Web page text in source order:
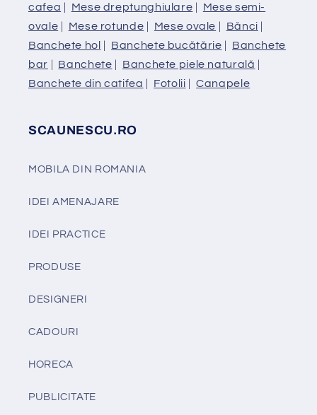
cafea | Mese dreptunghiulare | Mese semi-
ovale | Mese rotunde | Mese ovale | Bănci |
Banchete hol | Banchete bucătărie | Banchete
bar | Banchete | Banchete piele naturală |
Banchete din catifea | Fotolii |Canapele
SCAUNESCU.RO
MOBILA DIN ROMANIA
IDEI AMENAJARE
IDEI PRACTICE
PRODUSE
DESIGNERI
CADOURI
HORECA
PUBLICITATE